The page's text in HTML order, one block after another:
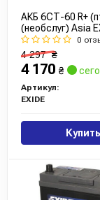
АКБ 6СТ-60 R+
(необслуг) Asia
Exide
0
4 297₴
4 170 ₴
Артикул:
EXIDE
Купить